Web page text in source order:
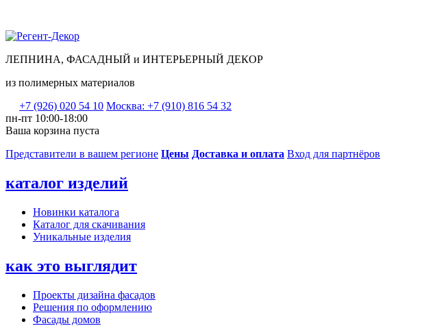
ЛЕПНИНА, ФАСАДНЫЙ и ИНТЕРЬЕРНЫЙ ДЕКОР
из полимерных материалов
+7 (926) 020 54 10 Москва: +7 (910) 816 54 32
пн-пт 10:00-18:00
Ваша корзина пуста
Представители в вашем регионе Цены Доставка и оплата Вход для партнёров
каталог изделий
Новинки каталога
Каталог для скачивания
Уникальные изделия
как это выглядит
Проекты дизайна фасадов
Решения по оформлению
Фасады домов